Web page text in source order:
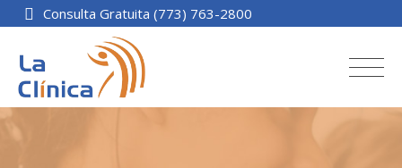
Consulta Gratuita (773) 763-2800